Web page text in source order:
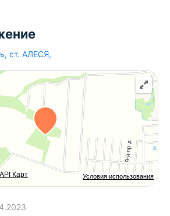
, ст. АЛЕСЯ,
Условия использования
API Карт